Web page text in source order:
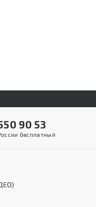
90 53
бесплатный